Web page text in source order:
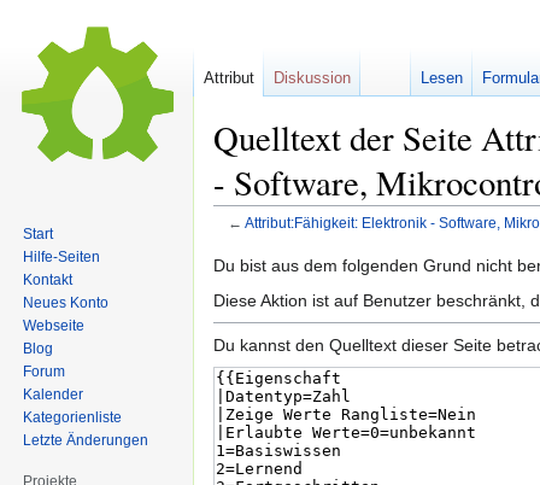
Quelltext der Seite
- Software,
← Attribut:Fähigkeit: Elektronik - Software,
Zur
Navigation
Zur
Suche
Du bist aus dem folgenden Grund nicht
Diese Aktion ist auf Benutzer beschränkt,
Du kannst den Quelltext dieser Seite
Attribut Diskussion Lesen
Start
Hilfe-Seiten
Kontakt
Neues Konto
Webseite
Blog
Forum
Kalender
Kategorienliste
Letzte Änderungen
Projekte